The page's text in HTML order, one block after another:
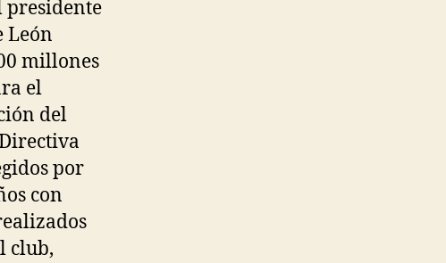
presidente
León
millones
el
del
por
con
club,